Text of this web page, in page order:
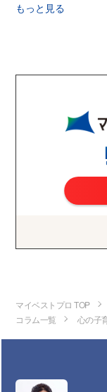
もっと見る
マイベストプロ TOP
コラム一覧
心の子